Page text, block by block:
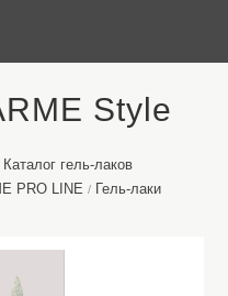
Style
Каталог гель-лаков
PRO LINE / Гель-лаки